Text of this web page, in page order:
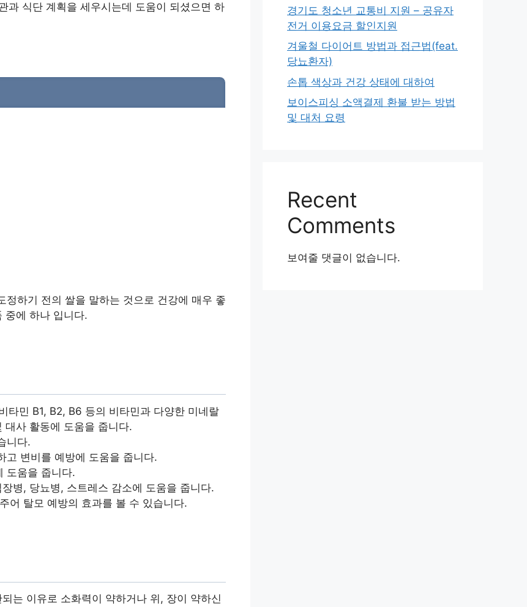
과 식단 계획을 세우시는데 도움이 되셨으면 하
하기 전의 쌀을 말하는 것으로 건강에 매우 좋
중에 하나 입니다.
타민 B1, B2, B6 등의 비타민과 다양한 미네랄
대사 활동에 도움을 줍니다.
니다.
고 변비를 예방에 도움을 줍니다.
도움을 줍니다.
병, 당뇨병, 스트레스 감소에 도움을 줍니다.
어 탈모 예방의 효과를 볼 수 있습니다.
는 이유로 소화력이 약하거나 위, 장이 약하신
경기도 청소년 교통비 지원 – 공유자
전거 이용요금 할인지원
겨울철 다이어트 방법과 접근법(feat.
당뇨환자)
손톱 색상과 건강 상태에 대하여
보이스피싱 소액결제 환불 받는 방법
및 대처 요령
Recent
Comments
보여줄 댓글이 없습니다.